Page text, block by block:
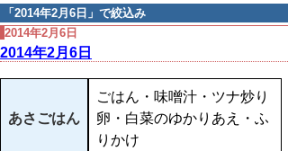
「 2014年2月6日 」で絞込み
2014年2月6日
2014年2月6日
あさごはん
ごはん・味噌汁・ツナ炒り
卵・白菜のゆかりあえ・ふ
りかけ